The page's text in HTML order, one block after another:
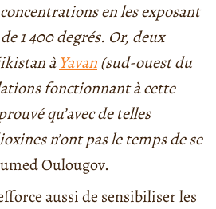
en les exposant
1 400 degrés. Or, deux
àYavan(sud-ouest du
fonctionnant à cette
qu’avec de telles
n’ont pas le temps de se
Oulougov.
aussi de sensibiliser les